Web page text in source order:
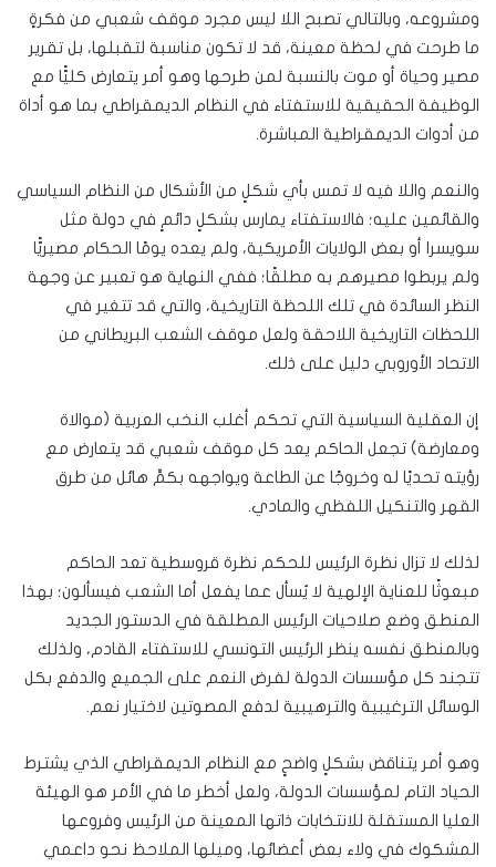
ومشروعه، وبالتالي تصبح اللا ليس مجرد موقف شعبي من فكرةٍ
ما طرحت في لحظة معينة، قد لا تكون مناسبة لتقبلها، بل تقرير
مصير وحياة أو موت بالنسبة لمن طرحها وهو أمر يتعارض كليًّا مع
الوظيفة الحقيقية للاستفتاء في النظام الديمقراطي بما هو أداة
من أدوات الديمقراطية المباشرة.
والنعم واللا فيه لا تمس بأي شكلٍ من الأشكال من النظام السياسي
والقائمين عليه؛ فالاستفتاء يمارس بشكلٍ دائمٍ في دولة مثل
سويسرا أو بعض الولايات الأمريكية، ولم يعده يومًا الحكام مصيريًّا
ولم يربطوا مصيرهم به مطلقًا؛ ففي النهاية هو تعبير عن وجهة
النظر السائدة في تلك اللحظة التاريخية، والتي قد تتغير في
اللحظات التاريخية اللاحقة ولعل موقف الشعب البريطاني من
الاتحاد الأوروبي دليل على ذلك.
إن العقلية السياسية التي تحكم أغلب النخب العربية (موالاة
ومعارضة) تجعل الحاكم يعد كل موقف شعبي قد يتعارض مع
رؤيته تحديًا له وخروجًا عن الطاعة ويواجهه بكمٍّ هائل من طرق
القهر والتنكيل اللفظي والمادي.
لذلك لا تزال نظرة الرئيس للحكم نظرة قروسطية تعد الحاكم
مبعوثًا للعناية الإلهية لا يُسأل عما يفعل أما الشعب فيسألون؛ بهذا
المنطق وضع صلاحيات الرئيس المطلقة في الدستور الجديد
وبالمنطق نفسه ينظر الرئيس التونسي للاستفتاء القادم، ولذلك
تتجند كل مؤسسات الدولة لفرض النعم على الجميع والدفع بكل
الوسائل الترغيبية والترهيبية لدفع المصوتين لاختيار نعم.
وهو أمر يتناقض بشكلٍ واضحٍ مع النظام الديمقراطي الذي يشترط
الحياد التام لمؤسسات الدولة، ولعل أخطر ما في الأمر هو الهيئة
العليا المستقلة للانتخابات ذاتها المعينة من الرئيس وفروعها
المشكوك في ولاء بعض أعضائها، وميلها الملاحظ نحو داعمي